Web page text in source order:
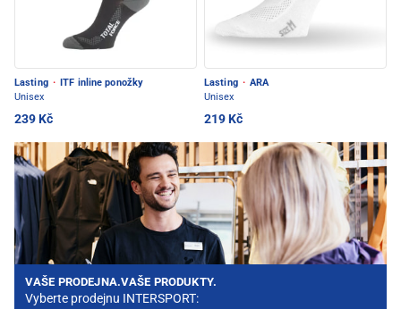
Lasting · ITF inline ponožky
Unisex
239 Kč
Lasting · ARA
Unisex
219 Kč
VAŠE PRODEJNA.VAŠE PRODUKTY.
Vyberte prodejnu INTERSPORT: